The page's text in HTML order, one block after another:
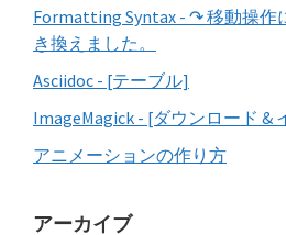
Formatting Syntax - ↷ 移動操作
き換えました。
Asciidoc - [テーブル]
ImageMagick - [ダウンロード &
アニメーションの作り方
アーカイブ